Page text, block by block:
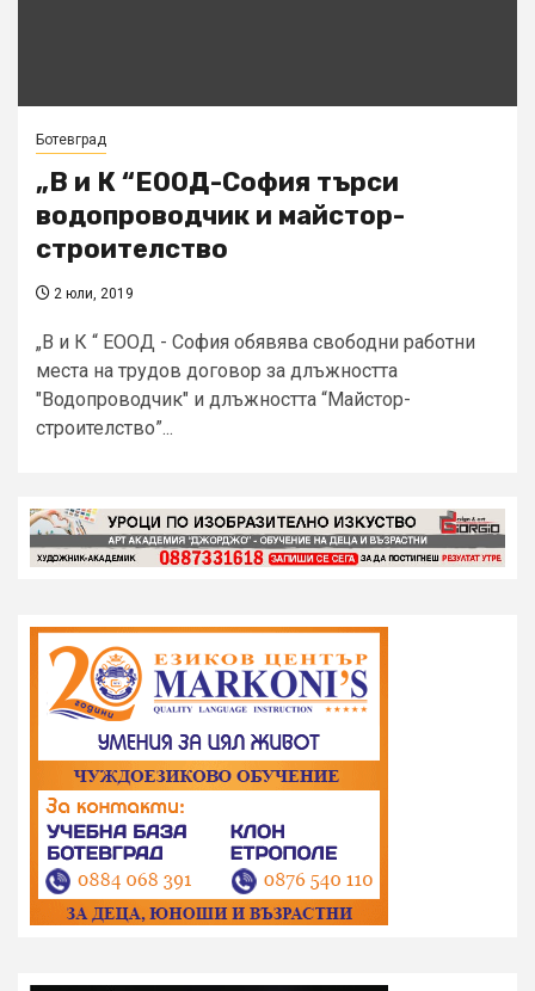
Ботевград
„В и К “ЕООД-София търси
водопроводчик и майстор-
строителство
2 юли, 2019
„В и К “ ЕООД - София обявява свободни работни
места на трудов договор за длъжността
"Водопроводчик" и длъжността “Майстор-
строителство”...